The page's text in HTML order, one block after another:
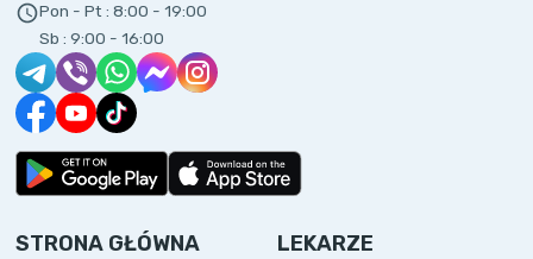
Pon - Pt : 8:00 - 19:00
Sb : 9:00 - 16:00
STRONA GŁÓWNA
LEKARZE